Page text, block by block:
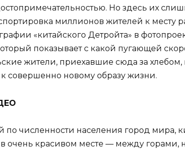
Но здесь их
миллионов жителей к месту
«китайского Детройта» в
показывает с какой пугающей
жители, приехавшие сюда за хлебом,
совершенно новому образу жизни.
по численности населения город мира,
очень красивом месте — между горами,